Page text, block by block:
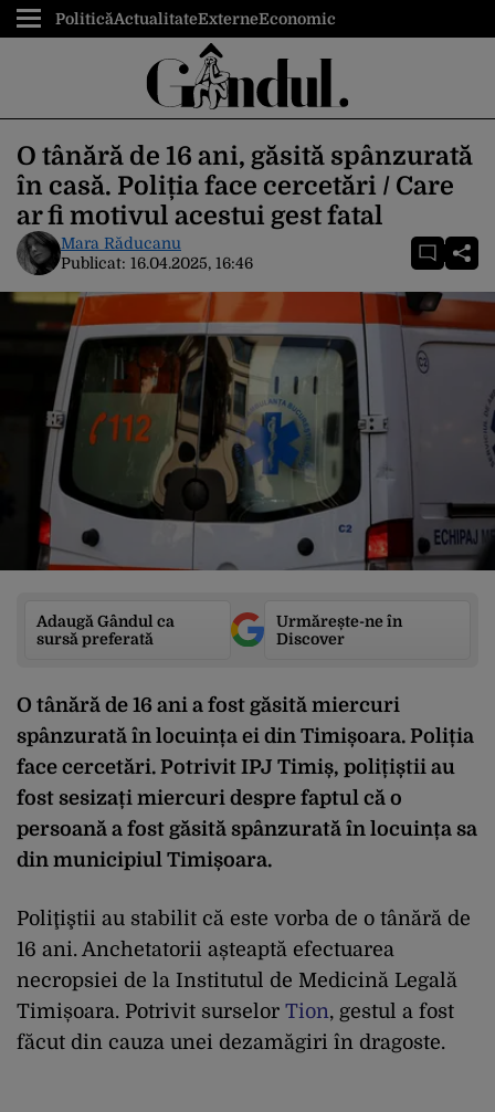
PoliticăActualitateExterneEconomic
O tânără de 16 ani, găsită spânzurată
în casă. Poliția face cercetări / Care
ar fi motivul acestui gest fatal
Mara Răducanu
Publicat: 16.04.2025, 16:46
Adaugă Gândul ca
sursă preferată
Urmărește-ne în
Discover
O tânără de 16 ani a fost găsită miercuri
spânzurată în locuința ei din Timișoara. Poliția
face cercetări. Potrivit IPJ Timiș, polițiștii au
fost sesizați miercuri despre faptul că o
persoană a fost găsită spânzurată în locuința sa
din municipiul Timișoara.
Poliţiştii au stabilit că este vorba de o tânără de
16 ani. Anchetatorii așteaptă efectuarea
necropsiei de la Institutul de Medicină Legală
Timișoara. Potrivit surselor Tion, gestul a fost
făcut din cauza unei dezamăgiri în dragoste.